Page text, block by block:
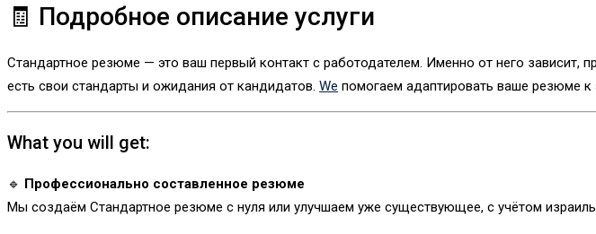
🧾 Подробное описание услуги
Стандартное резюме — это ваш первый контакт с работодателем. Именно от него зависит,
есть свои стандарты и ожидания от кандидатов. We помогаем адаптировать ваше резюме к
What you will get:
🔹 Профессионально составленное резюме
Мы создаём Стандартное резюме с нуля или улучшаем уже существующее, с учётом